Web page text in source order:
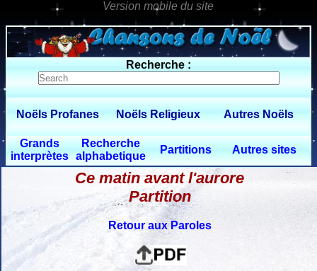
0 $limitbot 1 $limittot 2
Recherche :
Noëls Profanes Noëls Religieux Autres Noëls
Grands
interprètes
Recherche
alphabetique
Partitions Autres sites
Ce matin avant l'aurore
Partition
Retour aux Paroles